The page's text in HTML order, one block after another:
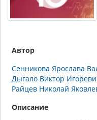
Автор
Сенникова Ярослава
Дыгало Виктор
Райцев Николай
Описание